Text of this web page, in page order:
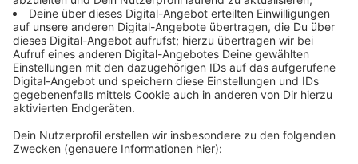
verletzte sich bei dem Sturz und erstattete Anzeige
bei der Polizei. Diese fahndet nun nach dem
Unbekannten.
Eine Täterbeschreibung gibt es>HIER<.